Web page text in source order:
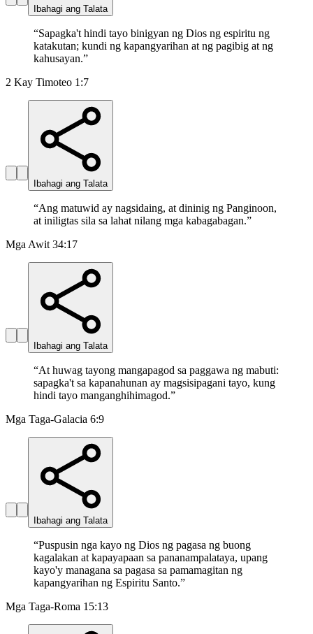
Ibahagi ang Talata
“Sapagka't hindi tayo binigyan ng Dios ng espiritu ng
katakutan; kundi ng kapangyarihan at ng pagibig at ng
kahusayan.”
2 Kay Timoteo 1:7
Ibahagi ang Talata
“Ang matuwid ay nagsidaing, at dininig ng Panginoon,
at iniligtas sila sa lahat nilang mga kabagabagan.”
Mga Awit 34:17
Ibahagi ang Talata
“At huwag tayong mangapagod sa paggawa ng mabuti:
sapagka't sa kapanahunan ay magsisipagani tayo, kung
hindi tayo manganghihimagod.”
Mga Taga-Galacia 6:9
Ibahagi ang Talata
“Puspusin nga kayo ng Dios ng pagasa ng buong
kagalakan at kapayapaan sa pananampalataya, upang
kayo'y managana sa pagasa sa pamamagitan ng
kapangyarihan ng Espiritu Santo.”
Mga Taga-Roma 15:13